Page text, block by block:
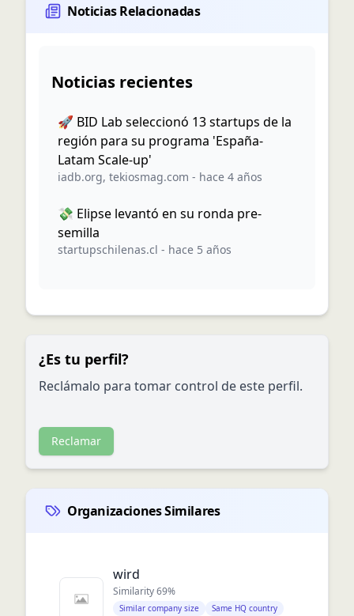
Noticias Relacionadas
Noticias recientes
🚀 BID Lab seleccionó 13 startups de la
región para su programa 'España-
Latam Scale-up'
iadb.org, tekiosmag.com - hace 4 años
💸 Elipse levantó en su ronda pre-
semilla
startupschilenas.cl - hace 5 años
¿Es tu perfil?
Reclámalo para tomar control de este perfil.
Reclamar
Organizaciones Similares
wird
Similarity69%
Similar company size Same HQ country